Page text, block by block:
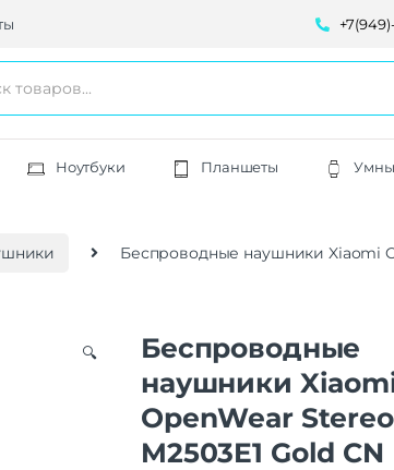
Ноутбуки Планшеты
Беспроводные наушники Xiaomi
🔍
Беспроводные
наушники
OpenWear
M2503E1 Gold CN